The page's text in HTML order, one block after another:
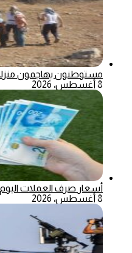
مستوطنون يهاجمون
8 أغسطس، 2026
أسعار صرف العملات
8 أغسطس، 2026